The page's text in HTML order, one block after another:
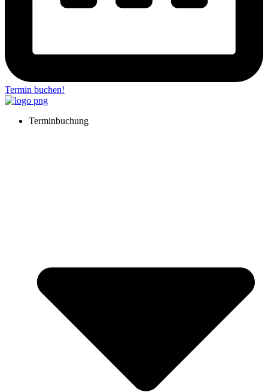
Termin buchen!
Terminbuchung